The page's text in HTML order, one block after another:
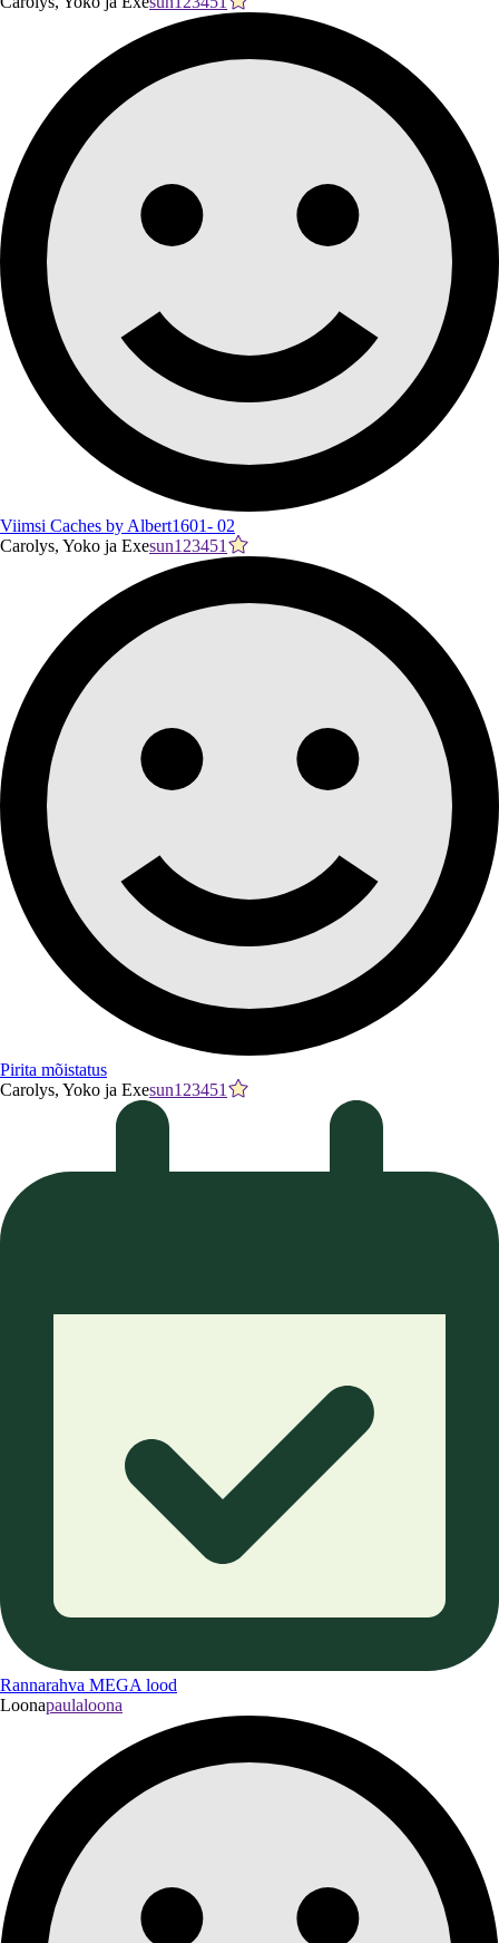
Viimsi Caches by Albert1601- 02
Carolys, Yoko ja Exesun123451
Pirita mõistatus
Carolys, Yoko ja Exesun123451
Rannarahva MEGA lood
Loonapaulaloona